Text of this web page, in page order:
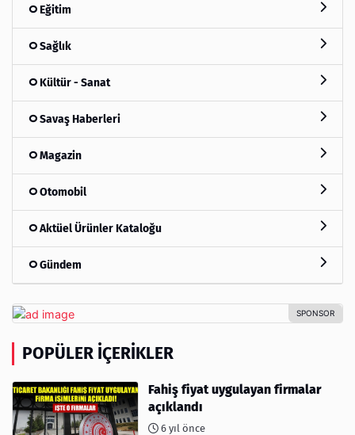
Eğitim
Sağlık
Kültür - Sanat
Savaş Haberleri
Magazin
Otomobil
Aktüel Ürünler Kataloğu
Gündem
POPÜLER İÇERIKLER
Fahiş fiyat uygulayan firmalar
açıklandı
6 yıl önce